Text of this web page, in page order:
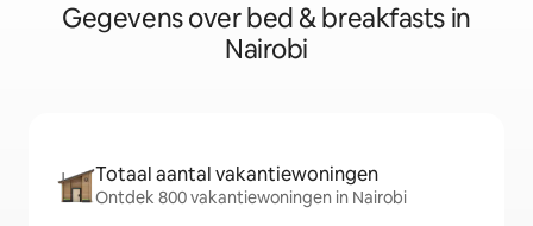
Gegevens over bed & breakfasts in
Nairobi
Totaal aantal vakantiewoningen
Ontdek 800 vakantiewoningen in Nairobi